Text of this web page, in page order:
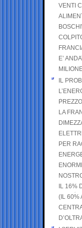
VENTI
E’
IL
LA
PER
IL 16%
(IL 60%